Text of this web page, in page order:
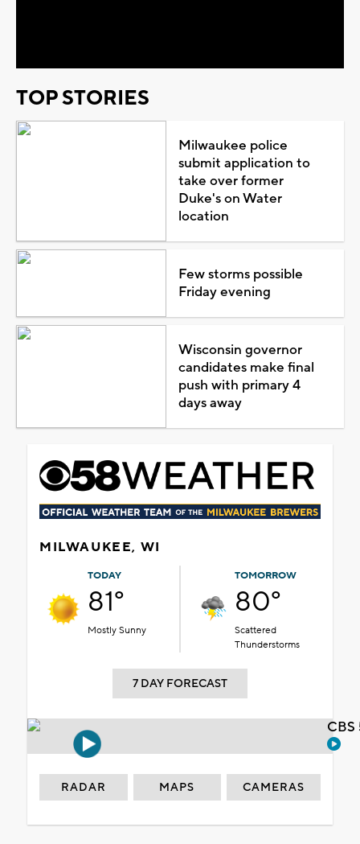
TOP STORIES
Milwaukee police
submit application to
take over former
Duke's on Water
location
Few storms possible
Friday evening
Wisconsin governor
candidates make final
push with primary 4
days away
MILWAUKEE, WI
TODAY
81°
Mostly Sunny
TOMORROW
80°
Scattered
Thunderstorms
7 DAY FORECAST
RADAR MAPS CAMERAS